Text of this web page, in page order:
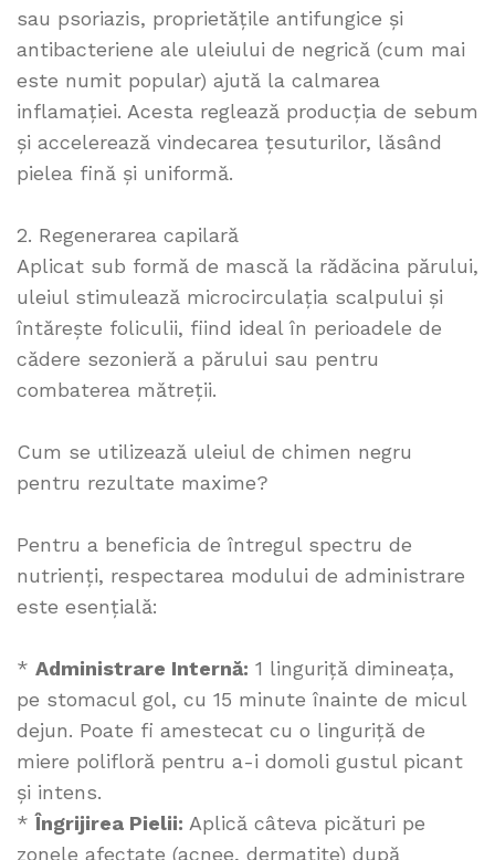
sau psoriazis, proprietățile antifungice și
antibacteriene ale uleiului de negrică (cum mai
este numit popular) ajută la calmarea
inflamației. Acesta reglează producția de sebum
și accelerează vindecarea țesuturilor, lăsând
pielea fină și uniformă.
2. Regenerarea capilară
Aplicat sub formă de mască la rădăcina părului,
uleiul stimulează microcirculația scalpului și
întărește foliculii, fiind ideal în perioadele de
cădere sezonieră a părului sau pentru
combaterea mătreții.
Cum se utilizează uleiul de chimen negru
pentru rezultate maxime?
Pentru a beneficia de întregul spectru de
nutrienți, respectarea modului de administrare
este esențială:
* Administrare Internă: 1 linguriță dimineața,
pe stomacul gol, cu 15 minute înainte de micul
dejun. Poate fi amestecat cu o linguriță de
miere polifloră pentru a-i domoli gustul picant
și intens.
*Îngrijirea Pielii: Aplică câteva picături pe
zonele afectate (acnee, dermatite) după